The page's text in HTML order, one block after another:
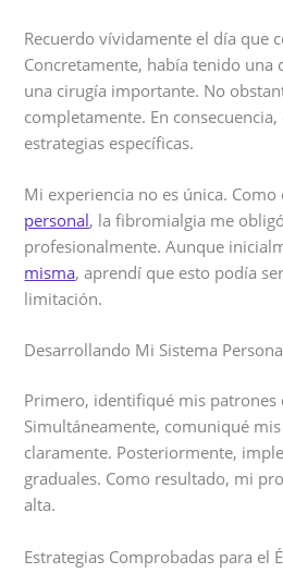
Recuerdo vívidamente el día que
Concretamente, había tenido una
una cirugía importante. No
completamente. En
estrategias específicas.
Mi experiencia no es única. Como
personal, la fibromialgia me
profesionalmente. Aunque
misma, aprendí que esto podía
limitación.
Desarrollando Mi Sistema
Primero, identifiqué mis patrones
Simultáneamente, comuniqué
claramente. Posteriormente,
graduales. Como resultado, mi
alta.
Estrategias Comprobadas para el